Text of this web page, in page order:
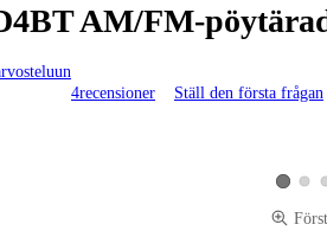
AM/FM-
4recensioner Ställ den första frågan
VisaVisa